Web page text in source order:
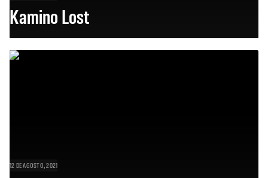
Kamino Lost
12 DE AGOSTO, 2021